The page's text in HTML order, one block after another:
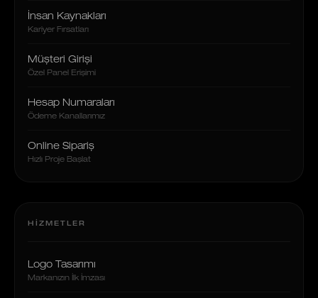
İnsan Kaynakları
Kariyer Fırsatları
Müşteri Girişi
Özel Panel Erişimi
Hesap Numaraları
Ödeme Kanallarımız
Online Sipariş
Hızlı Proje Başlat
HIZMETLER
Logo Tasarımı
Markanızın İlk İmzası